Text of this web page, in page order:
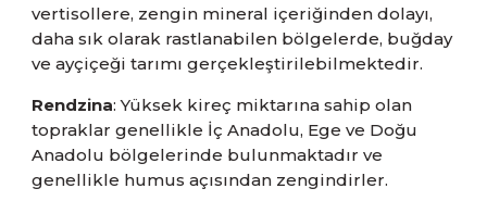
vertisollere, zengin mineral içeriğinden dolayı,
daha sık olarak rastlanabilen bölgelerde, buğday
ve ayçiçeği tarımı gerçekleştirilebilmektedir.
Rendzina: Yüksek kireç miktarına sahip olan
topraklar genellikle İç Anadolu, Ege ve Doğu
Anadolu bölgelerinde bulunmaktadır ve
genellikle humus açısından zengindirler.